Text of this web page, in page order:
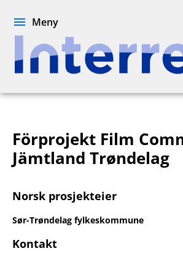
Interreg.no
Meny
Förprojekt Film
Jämtland Trøndelag
Norsk prosjekteier
Sør-Trøndelag fylkeskommune
Kontakt